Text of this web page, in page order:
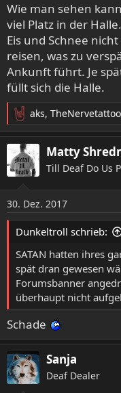
Wie man sehen
viel Platz in der
Eis und Schnee
reisen, was zu
Ankunft führt. Je
füllt sich die Halle.
R
e
a
k
t
n
e
n
aks, TheNervetattoo
Matty
Till Deaf Do Us
30. Dez. 2017
Dunkeltroll schrieb:
SATAN hatten ihres
spät dran gewesen
Forumsbanner
überhaupt nicht
Schade
Sanja
Deaf Dealer